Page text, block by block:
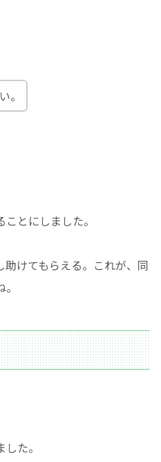
。
とにしました。
けてもらえる。これが、同
た。